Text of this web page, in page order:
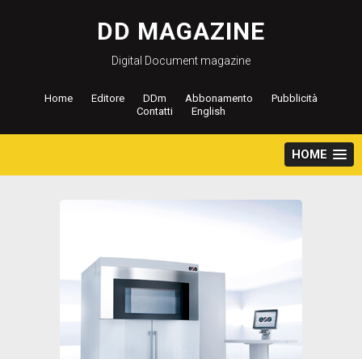
contenuto
DD MAGAZINE
Digital Document magazine
Home Editore DDm Abbonamento
Pubblicità
Contatti
English
HOME